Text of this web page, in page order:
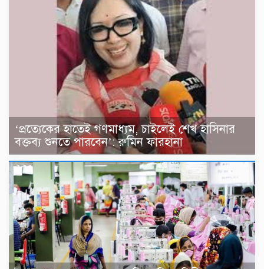
‘প্রত্যেকের হাতেই গণমাধ্যম, চাইলেই শেখ হাসিনার
বক্তব্য শুনতে পারবেন’: রুমিন ফারহানা